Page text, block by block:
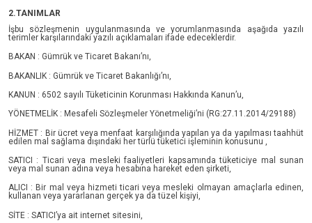
2.TANIMLAR
İşbu sözleşmenin uygulanmasında ve yorumlanmasında aşağıda yazılı
terimler karşılarındaki yazılı açıklamaları ifade edeceklerdir.
BAKAN : Gümrük ve Ticaret Bakanı’nı,
BAKANLIK : Gümrük ve Ticaret Bakanlığı’nı,
KANUN : 6502 sayılı Tüketicinin Korunması Hakkında Kanun’u,
YÖNETMELİK : Mesafeli Sözleşmeler Yönetmeliği’ni (RG:27.11.2014/29188)
HİZMET : Bir ücret veya menfaat karşılığında yapılan ya da yapılması taahhüt
edilen mal sağlama dışındaki her türlü tüketici işleminin konusunu ,
SATICI : Ticari veya mesleki faaliyetleri kapsamında tüketiciye mal sunan
veya mal sunan adına veya hesabına hareket eden şirketi,
ALICI : Bir mal veya hizmeti ticari veya mesleki olmayan amaçlarla edinen,
kullanan veya yararlanan gerçek ya da tüzel kişiyi,
SİTE : SATICI’ya ait internet sitesini,